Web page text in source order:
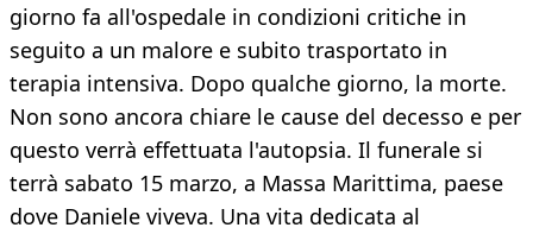
giorno fa all'ospedale in condizioni critiche in
seguito a un malore e subito trasportato in
terapia intensiva. Dopo qualche giorno, la morte.
Non sono ancora chiare le cause del decesso e per
questo verrà effettuata l'autopsia. Il funerale si
terrà sabato 15 marzo, a Massa Marittima, paese
dove Daniele viveva. Una vita dedicata al